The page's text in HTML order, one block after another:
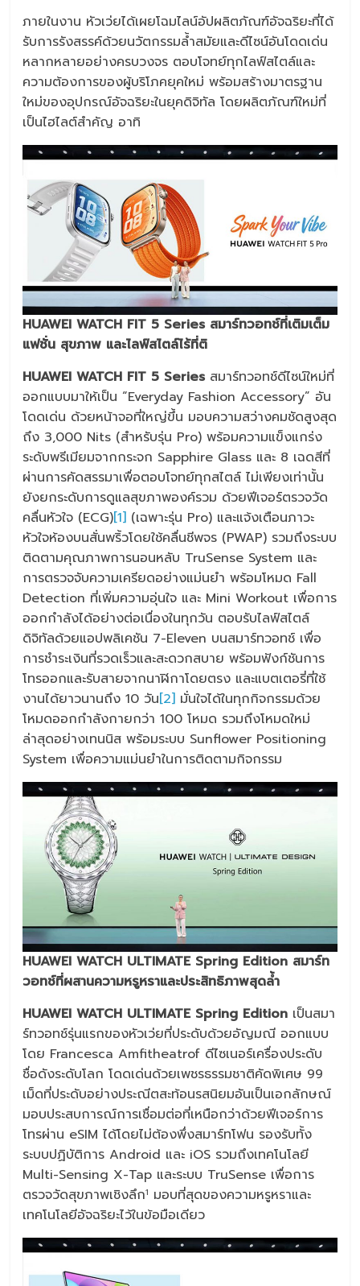
ภายในงาน หัวเว่ยได้เผยโฉมไลน์อัปผลิตภัณฑ์อัจฉริยะที่ได้
รับการรังสรรค์ด้วยนวัตกรรมล้ำสมัยและดีไซน์อันโดดเด่น
หลากหลายอย่างครบวงจร ตอบโจทย์ทุกไลฟ์สไตล์และ
ความต้องการของผู้บริโภคยุคใหม่ พร้อมสร้างมาตรฐาน
ใหม่ของอุปกรณ์อัจฉริยะในยุคดิจิทัล โดยผลิตภัณฑ์ใหม่ที่
เป็นไฮไลต์สำคัญ อาทิ
HUAWEI WATCH FIT 5 Series สมาร์ทวอทช์ที่เติมเต็ม
แฟชั่น สุขภาพ และไลฟ์สไตล์ไร้ที่ติ
HUAWEI WATCH FIT 5 Series สมาร์ทวอทช์ดีไซน์ใหม่ที่
ออกแบบมาให้เป็น “Everyday Fashion Accessory” อัน
โดดเด่น ด้วยหน้าจอที่ใหญ่ขึ้น มอบความสว่างคมชัดสูงสุด
ถึง 3,000 Nits (สำหรับรุ่น Pro) พร้อมความแข็งแกร่ง
ระดับพรีเมียมจากกระจก Sapphire Glass และ 8 เฉดสีที่
ผ่านการคัดสรรมาเพื่อตอบโจทย์ทุกสไตล์ ไม่เพียงเท่านั้น
ยังยกระดับการดูแลสุขภาพองค์รวม ด้วยฟีเจอร์ตรวจวัด
คลื่นหัวใจ (ECG)[1] (เฉพาะรุ่น Pro) และแจ้งเตือนภาวะ
หัวใจห้องบนสั่นพริ้วโดยใช้คลื่นชีพจร (PWAP) รวมถึงระบบ
ติดตามคุณภาพการนอนหลับ TruSense System และ
การตรวจจับความเครียดอย่างแม่นยำ พร้อมโหมด Fall
Detection ที่เพิ่มความอุ่นใจ และ Mini Workout เพื่อการ
ออกกำลังได้อย่างต่อเนื่องในทุกวัน ตอบรับไลฟ์สไตล์
ดิจิทัลด้วยแอปพลิเคชัน 7-Eleven บนสมาร์ทวอทช์ เพื่อ
การชำระเงินที่รวดเร็วและสะดวกสบาย พร้อมฟังก์ชันการ
โทรออกและรับสายจากนาฬิกาโดยตรง และแบตเตอรี่ที่ใช้
งานได้ยาวนานถึง 10 วัน[2] มั่นใจได้ในทุกกิจกรรมด้วย
โหมดออกกำลังกายกว่า 100 โหมด รวมถึงโหมดใหม่
ล่าสุดอย่างเทนนิส พร้อมระบบ Sunflower Positioning
System เพื่อความแม่นยำในการติดตามกิจกรรม
HUAWEI WATCH ULTIMATE Spring Edition สมาร์ท
วอทช์ที่ผสานความหรูหราและประสิทธิภาพสุดล้ำ
HUAWEI WATCH ULTIMATE Spring Edition เป็นสมา
ร์ทวอทช์รุ่นแรกของหัวเว่ยที่ประดับด้วยอัญมณี ออกแบบ
โดย Francesca Amfitheatrof ดีไซเนอร์เครื่องประดับ
ชื่อดังระดับโลก โดดเด่นด้วยเพชรธรรมชาติคัดพิเศษ 99
เม็ดที่ประดับอย่างประณีตสะท้อนรสนิยมอันเป็นเอกลักษณ์
มอบประสบการณ์การเชื่อมต่อที่เหนือกว่าด้วยฟีเจอร์การ
โทรผ่าน eSIM ได้โดยไม่ต้องพึ่งสมาร์ทโฟน รองรับทั้ง
ระบบปฏิบัติการ Android และ iOS รวมถึงเทคโนโลยี
Multi-Sensing X-Tap และระบบ TruSense เพื่อการ
ตรวจวัดสุขภาพเชิงลึก1 มอบที่สุดของความหรูหราและ
เทคโนโลยีอัจฉริยะไว้ในข้อมือเดียว